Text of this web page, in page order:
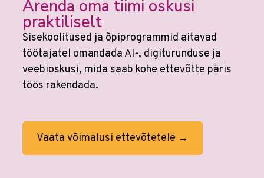
Arenda oma tiimi oskusi
praktiliselt
Sisekoolitused ja õpiprogrammid aitavad
töötajatel omandada AI-, digiturunduse ja
veebioskusi, mida saab kohe ettevõtte päris
töös rakendada.
Vaata võimalusi ettevõtetele →